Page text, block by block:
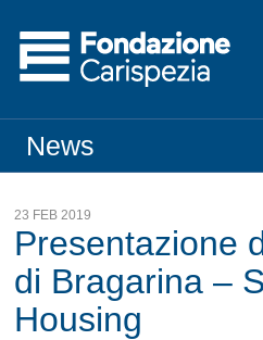
News
23 FEB 2019
Presentazione
di Bragarina –
Housing